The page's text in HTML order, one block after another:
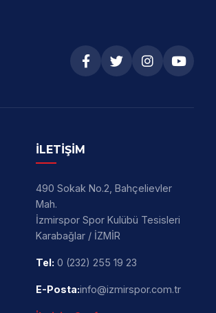
İLETİŞİM
490 Sokak No.2, Bahçelievler
Mah.
İzmirspor Spor Kulübü Tesisleri
Karabağlar / İZMİR
Tel: 0 (232) 255 19 23
E-Posta:info@izmirspor.com.tr